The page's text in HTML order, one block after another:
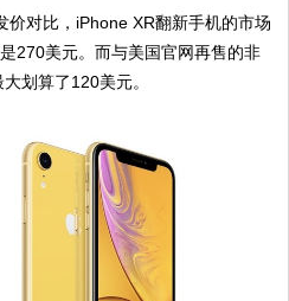
价对比，iPhone XR翻新手机的市场
270美元。而与美国官网再售的非
划算了120美元。